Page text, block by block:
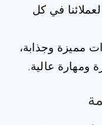
في كل
مميزة وجذابة،
ومهارة عالية.